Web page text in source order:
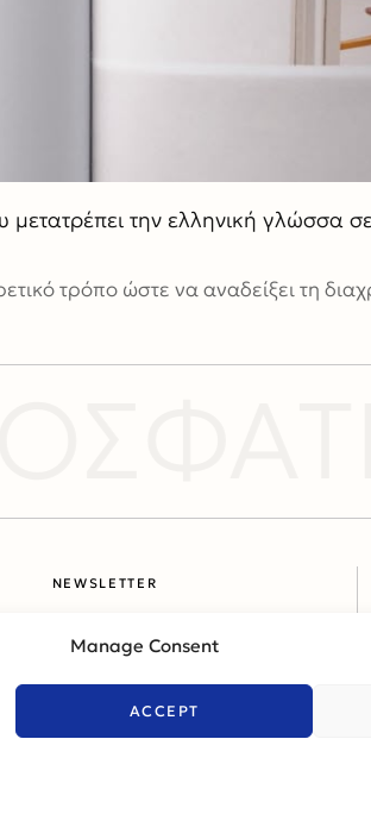
Manage Consent
ACCEPT
την ελληνική γλώσσα σε
τρόπο ώστε να αναδείξει τη
NEWSLETTER